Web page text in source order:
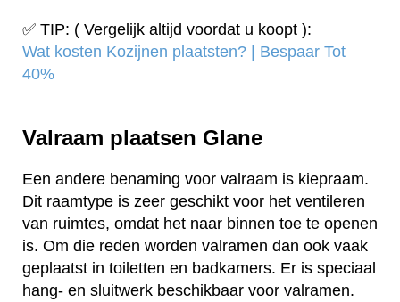
✅ TIP: ( Vergelijk altijd voordat u koopt ):
Wat kosten Kozijnen plaatsten? | Bespaar Tot
40%‎
Valraam plaatsen Glane
Een andere benaming voor valraam is kiepraam.
Dit raamtype is zeer geschikt voor het ventileren
van ruimtes, omdat het naar binnen toe te openen
is. Om die reden worden valramen dan ook vaak
geplaatst in toiletten en badkamers. Er is speciaal
hang- en sluitwerk beschikbaar voor valramen.